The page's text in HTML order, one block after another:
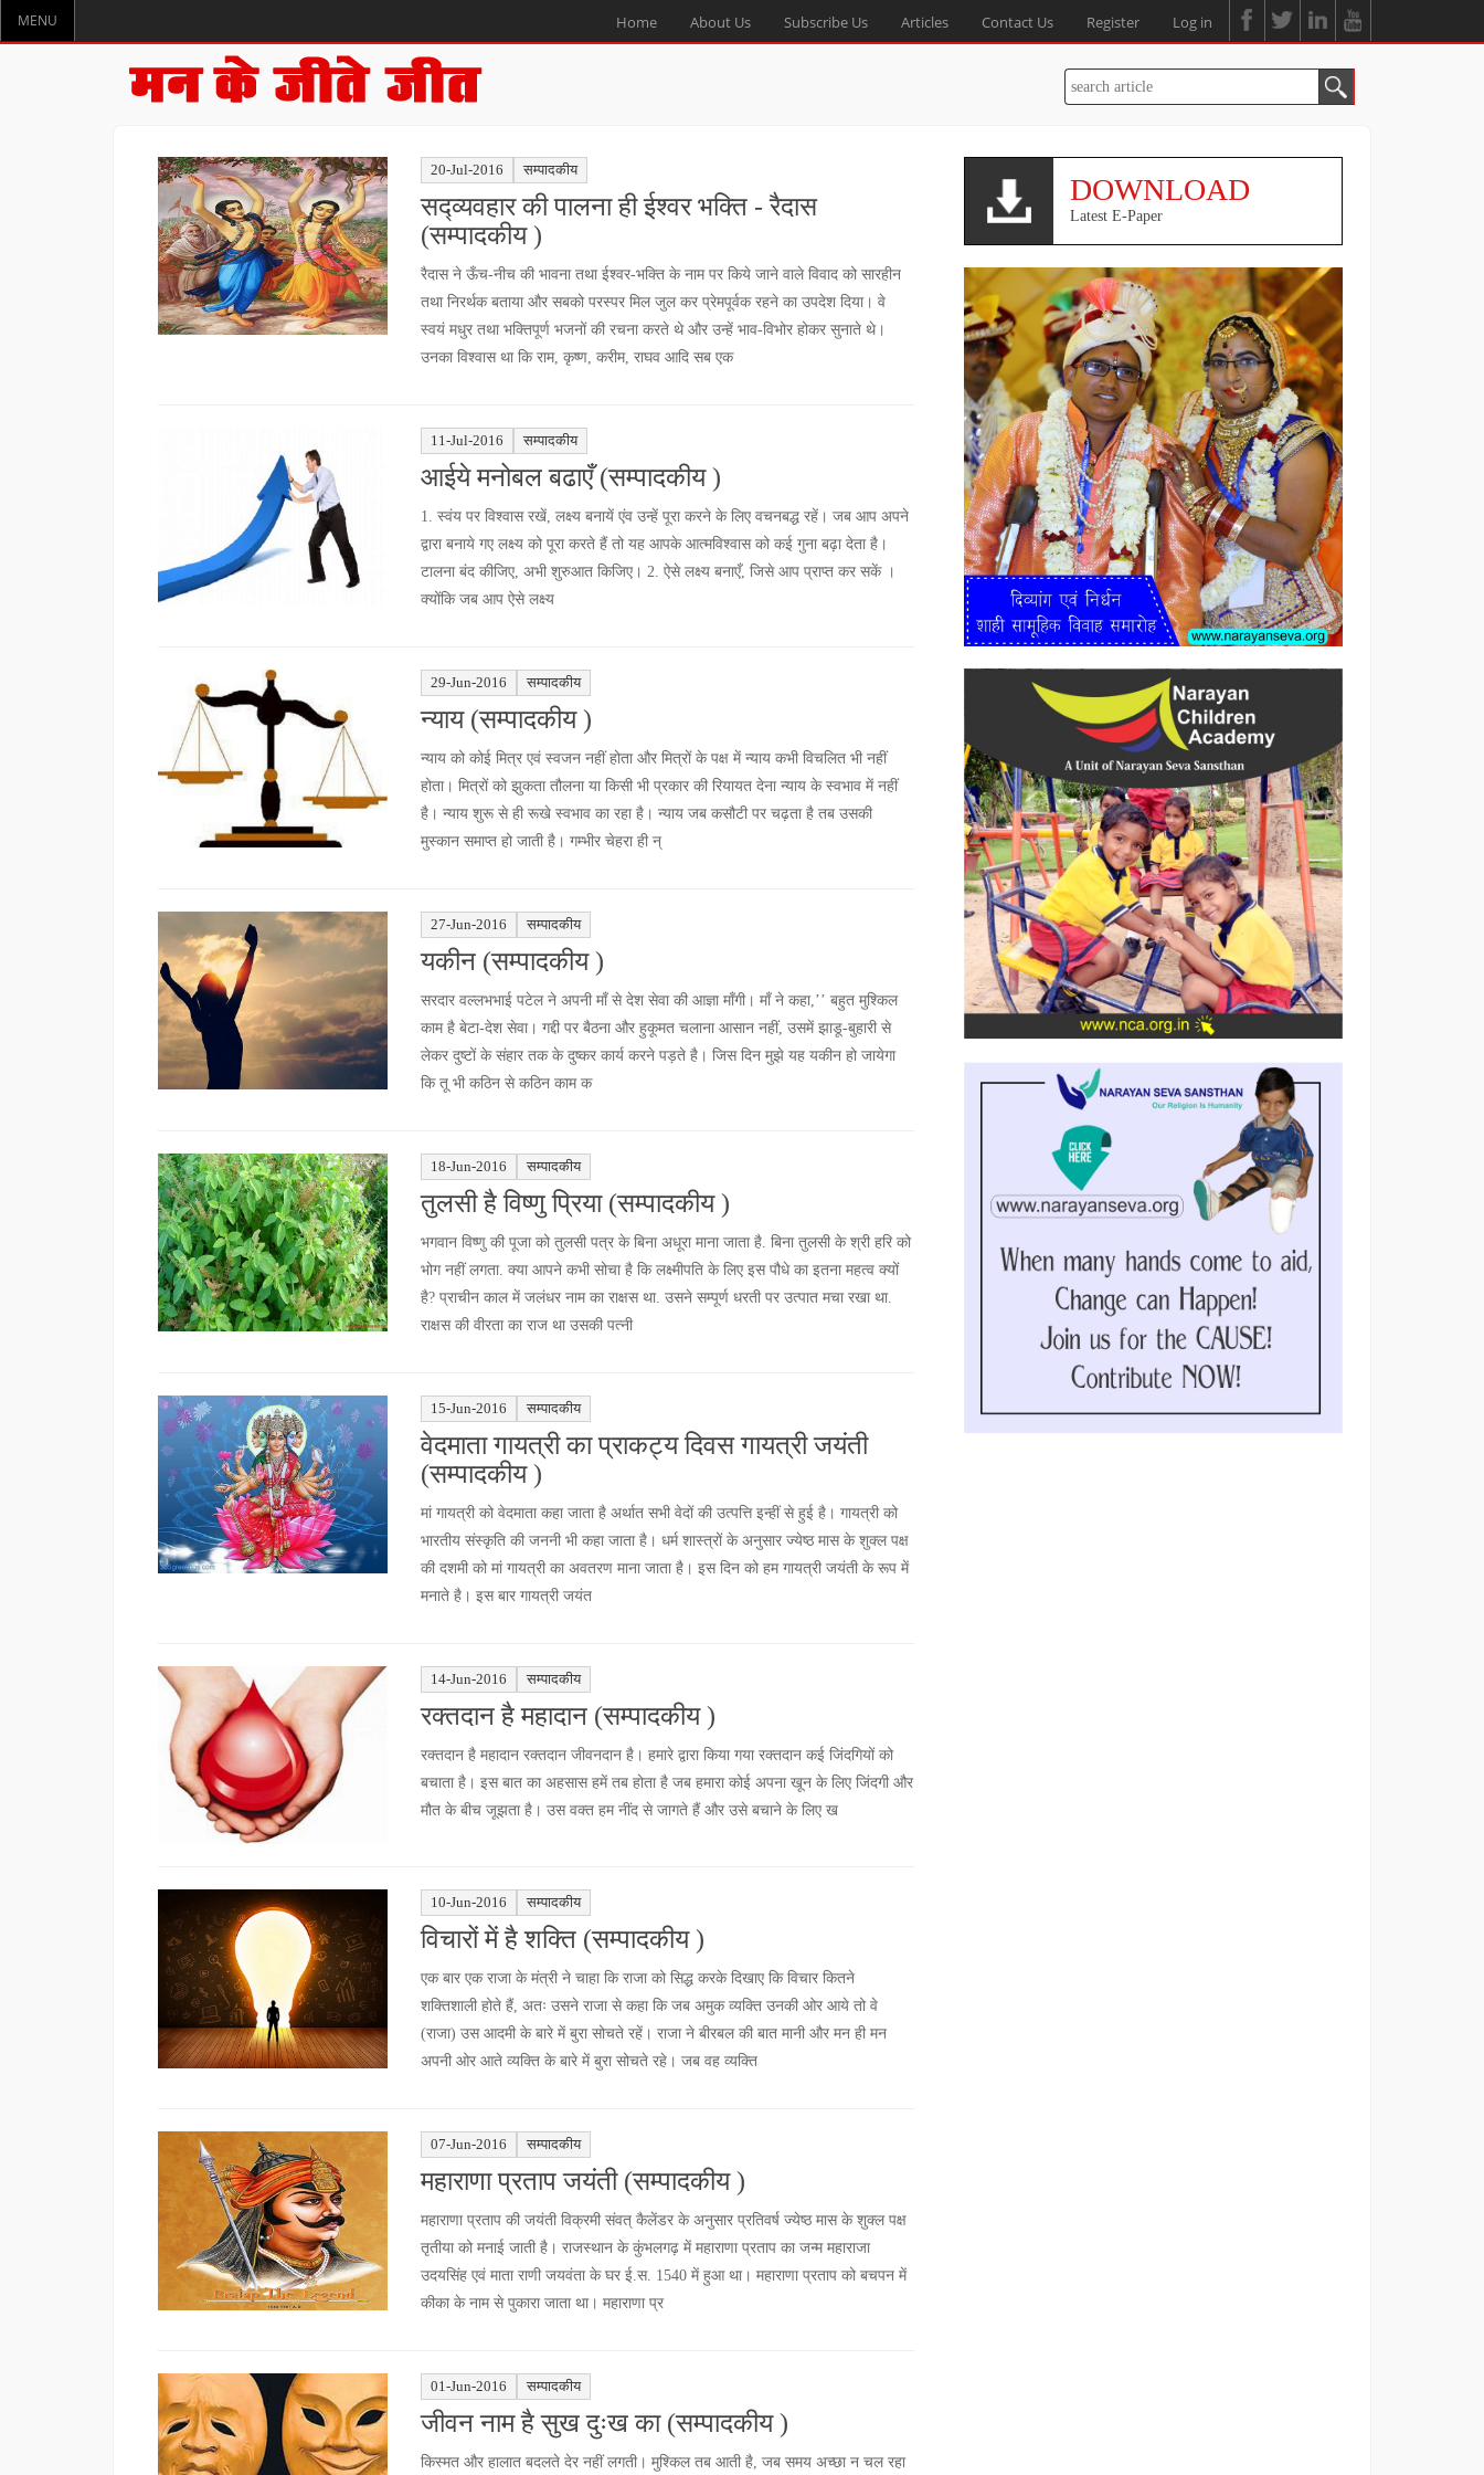
MENU Home About Us Subscribe Us Articles Contact Us Register Log in
20-Jul-2016 सम्पादकीय
सद्व्यवहार की पालना ही ईश्वर भक्ति - रैदास
(सम्पादकीय )
रैदास ने ऊँच-नीच की भावना तथा ईश्वर-भक्ति के नाम पर किये जाने वाले विवाद को सारहीन
तथा निरर्थक बताया और सबको परस्पर मिल जुल कर प्रेमपूर्वक रहने का उपदेश दिया। वे
स्वयं मधुर तथा भक्तिपूर्ण भजनों की रचना करते थे और उन्हें भाव-विभोर होकर सुनाते थे।
उनका विश्वास था कि राम, कृष्ण, करीम, राघव आदि सब एक
11-Jul-2016 सम्पादकीय
आईये मनोबल बढाएँ (सम्पादकीय )
1. स्वंय पर विश्वास रखें, लक्ष्य बनायें एंव उन्हें पूरा करने के लिए वचनबद्ध रहें। जब आप अपने
द्वारा बनाये गए लक्ष्य को पूरा करते हैं तो यह आपके आत्मविश्वास को कई गुना बढ़ा देता है।
टालना बंद कीजिए, अभी शुरुआत किजिए। 2. ऐसे लक्ष्य बनाएँ, जिसे आप प्राप्त कर सकें ।
क्योंकि जब आप ऐसे लक्ष्य
29-Jun-2016 सम्पादकीय
न्याय (सम्पादकीय )
न्याय को कोई मित्र एवं स्वजन नहीं होता और मित्रों के पक्ष में न्याय कभी विचलित भी नहीं
होता। मित्रों को झुकता तौलना या किसी भी प्रकार की रियायत देना न्याय के स्वभाव में नहीं
है। न्याय शुरू से ही रूखे स्वभाव का रहा है। न्याय जब कसौटी पर चढ़ता है तब उसकी
मुस्कान समाप्त हो जाती है। गम्भीर चेहरा ही न्
27-Jun-2016 सम्पादकीय
यकीन (सम्पादकीय )
सरदार वल्लभभाई पटेल ने अपनी माँ से देश सेवा की आज्ञा माँगी। माँ ने कहा,’’ बहुत मुश्किल
काम है बेटा-देश सेवा। गद्दी पर बैठना और हुकूमत चलाना आसान नहीं, उसमें झाडू-बुहारी से
लेकर दुष्टों के संहार तक के दुष्कर कार्य करने पड़ते है। जिस दिन मुझे यह यकीन हो जायेगा
कि तू भी कठिन से कठिन काम क
18-Jun-2016 सम्पादकीय
तुलसी है विष्णु प्रिया (सम्पादकीय )
भगवान विष्णु की पूजा को तुलसी पत्र के बिना अधूरा माना जाता है. बिना तुलसी के श्री हरि को
भोग नहीं लगता. क्या आपने कभी सोचा है कि लक्ष्मीपति के लिए इस पौधे का इतना महत्व क्यों
है? प्राचीन काल में जलंधर नाम का राक्षस था. उसने सम्पूर्ण धरती पर उत्पात मचा रखा था.
राक्षस की वीरता का राज था उसकी पत्नी
15-Jun-2016 सम्पादकीय
वेदमाता गायत्री का प्राकट्य दिवस गायत्री जयंती
(सम्पादकीय )
मां गायत्री को वेदमाता कहा जाता है अर्थात सभी वेदों की उत्पत्ति इन्हीं से हुई है। गायत्री को
भारतीय संस्कृति की जननी भी कहा जाता है। धर्म शास्त्रों के अनुसार ज्येष्ठ मास के शुक्ल पक्ष
की दशमी को मां गायत्री का अवतरण माना जाता है। इस दिन को हम गायत्री जयंती के रूप में
मनाते है। इस बार गायत्री जयंत
14-Jun-2016 सम्पादकीय
रक्तदान है महादान (सम्पादकीय )
रक्तदान है महादान रक्तदान जीवनदान है। हमारे द्वारा किया गया रक्तदान कई जिंदगियों को
बचाता है। इस बात का अहसास हमें तब होता है जब हमारा कोई अपना खून के लिए जिंदगी और
मौत के बीच जूझता है। उस वक्त हम नींद से जागते हैं और उसे बचाने के लिए ख
10-Jun-2016 सम्पादकीय
विचारों में है शक्ति (सम्पादकीय )
एक बार एक राजा के मंत्री ने चाहा कि राजा को सिद्ध करके दिखाए कि विचार कितने
शक्तिशाली होते हैं, अतः उसने राजा से कहा कि जब अमुक व्यक्ति उनकी ओर आये तो वे
(राजा) उस आदमी के बारे में बुरा सोचते रहें। राजा ने बीरबल की बात मानी और मन ही मन
अपनी ओर आते व्यक्ति के बारे में बुरा सोचते रहे। जब वह व्यक्ति
07-Jun-2016 सम्पादकीय
महाराणा प्रताप जयंती (सम्पादकीय )
महाराणा प्रताप की जयंती विक्रमी संवत् कैलेंडर के अनुसार प्रतिवर्ष ज्येष्ठ मास के शुक्ल पक्ष
तृतीया को मनाई जाती है। राजस्थान के कुंभलगढ़ में महाराणा प्रताप का जन्म महाराजा
उदयसिंह एवं माता राणी जयवंता के घर ई.स. 1540 में हुआ था। महाराणा प्रताप को बचपन में
कीका के नाम से पुकारा जाता था। महाराणा प्र
01-Jun-2016 सम्पादकीय
जीवन नाम है सुख दुःख का (सम्पादकीय )
किस्मत और हालात बदलते देर नहीं लगती। मुश्किल तब आती है, जब समय अच्छा न चल रहा
DOWNLOAD
Latest E-Paper